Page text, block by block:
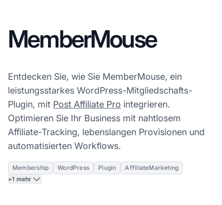
MemberMouse
Entdecken Sie, wie Sie MemberMouse, ein
leistungsstarkes WordPress-Mitgliedschafts-
Plugin, mit Post Affiliate Pro integrieren.
Optimieren Sie Ihr Business mit nahtlosem
Affiliate-Tracking, lebenslangen Provisionen und
automatisierten Workflows.
Membership WordPress Plugin
AffiliateMarketing
+1 mehr